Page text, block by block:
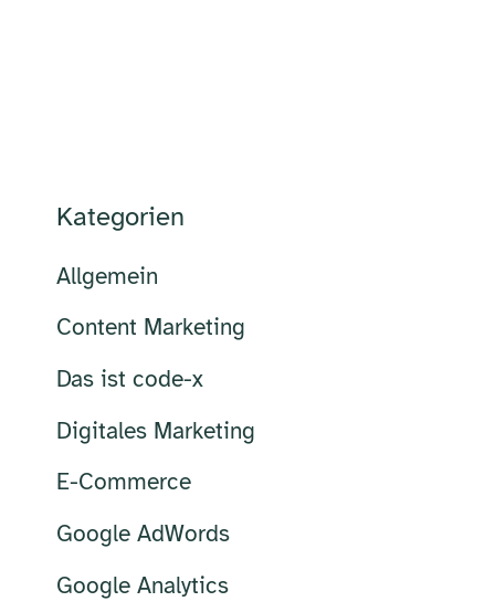
Kategorien
Allgemein
Content Marketing
Das ist code-x
Digitales Marketing
E-Commerce
Google AdWords
Google Analytics